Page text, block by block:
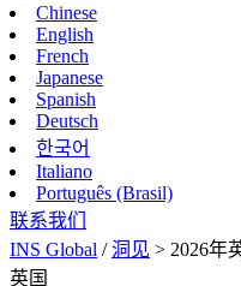
Chinese
English
French
Japanese
Spanish
Deutsch
한국어
Italiano
Português (Brasil)
联系我们
INS Global /洞见 > 2026年
英国